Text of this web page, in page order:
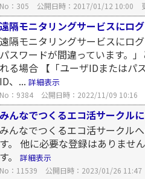
No：305 公開日時：2017/01/12 10:00
遠隔モニタリングサービスにログ
遠隔モニタリングサービスにロ
パスワードが間違っています。
れる場合 【「ユーザIDまたはパ
ID、... 詳細表示
No：9384 公開日時：2022/11/09 10:16
みんなでつくるエコ活サークル
みんなでつくるエコ活サークル
す。 他に必要な登録はありませ
す。
詳細表示
No：11539 公開日時：2023/01/26 11:47